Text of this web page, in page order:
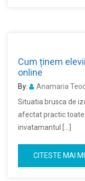
Cum ținem
online
By: Anamaria
Situatia brusca de
afectat practic
invatamantul […]
CITESTE MAI